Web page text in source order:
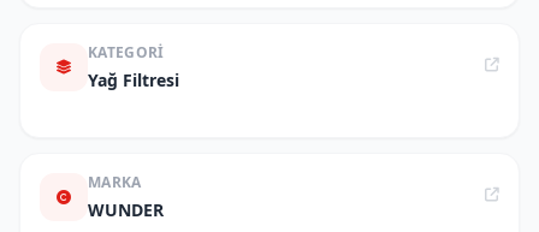
KATEGORI
Yağ Filtresi
MARKA
WUNDER